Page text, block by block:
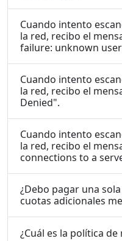
Cuando intento
la red, recibo el
failure: unknown
Cuando intento
la red, recibo el
Denied".
Cuando intento
la red, recibo el
connections to a
¿Debo pagar una
cuotas adicionales
¿Cuál es la política